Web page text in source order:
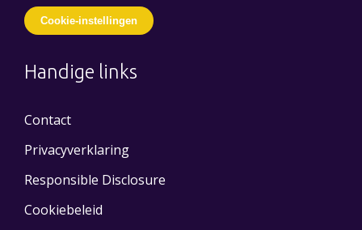
Cookie-instellingen
Handige links
Contact
Privacyverklaring
Responsible Disclosure
Cookiebeleid